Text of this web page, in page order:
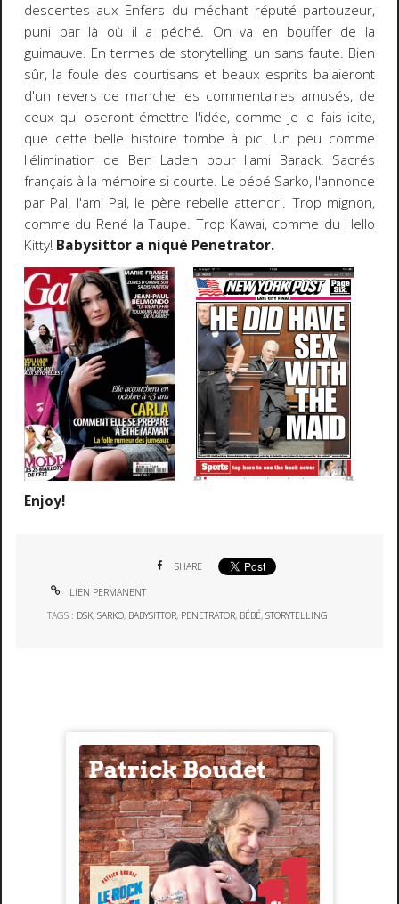
descentes aux Enfers du méchant réputé partouzeur,
puni par là où il a péché. On va en bouffer de la
guimauve. En termes de storytelling, un sans faute. Bien
sûr, la foule des courtisans et beaux esprits balaieront
d'un revers de manche les commentaires amusés, de
ceux qui oseront émettre l'idée, comme je le fais icite,
que cette belle histoire tombe à pic. Un peu comme
l'élimination de Ben Laden pour l'ami Barack. Sacrés
français à la mémoire si courte. Le bébé Sarko, l'annonce
par Pal, l'ami Pal, le père rebelle attendri. Trop mignon,
comme du René la Taupe. Trop Kawai, comme du Hello
Kitty! Babysittor a niqué Penetrator.
Enjoy!
SHARE
LIEN PERMANENT
TAGS : DSK,SARKO, BABYSITTOR, PENETRATOR, BÉBÉ,STORYTELLING